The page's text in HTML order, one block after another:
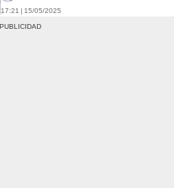
17:21 | 15/05/2025